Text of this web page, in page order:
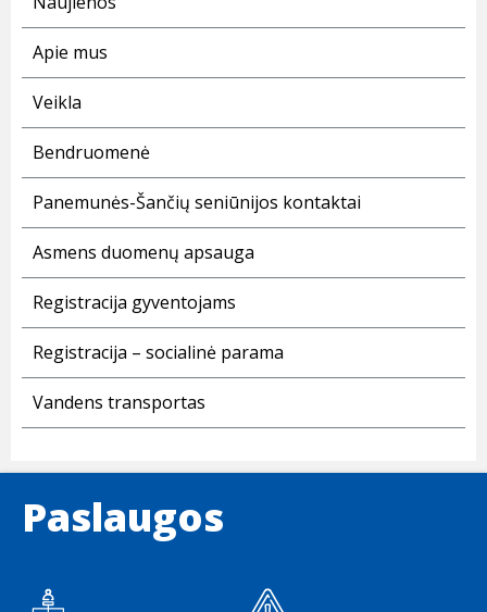
Apie mus
Veikla
Bendruomenė
Panemunės-Šančių seniūnijos kontaktai
Asmens duomenų apsauga
Registracija gyventojams
Registracija – socialinė parama
Vandens transportas
Paslaugos